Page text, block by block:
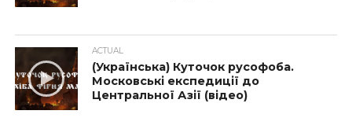
ACTUAL
(Українська) Куточок русофоба.
Московські експедиції до
Центральної Азії (відео)